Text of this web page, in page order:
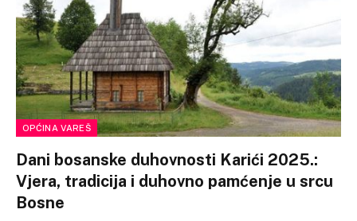
OPĆINA VAREŠ
Dani bosanske duhovnosti Karići 2025.:
Vjera, tradicija i duhovno pamćenje u srcu
Bosne